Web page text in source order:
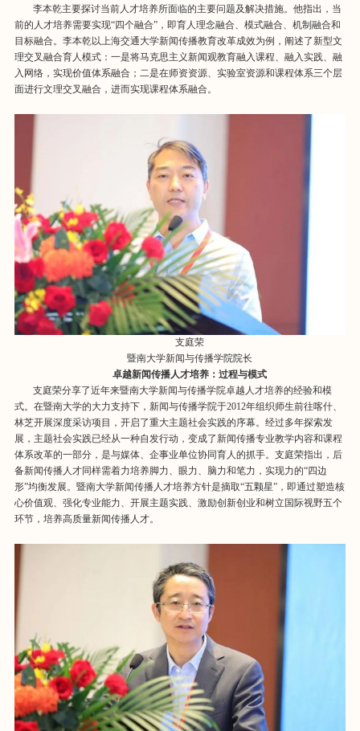
李本乾主要探讨当前人才培养所面临的主要问题及解决措施。他指出，当
前的人才培养需要实现“四个融合”，即育人理念融合、模式融合、机制融合和
目标融合。李本乾以上海交通大学新闻传播教育改革成效为例，阐述了新型文
理交叉融合育人模式：一是将马克思主义新闻观教育融入课程、融入实践、融
入网络，实现价值体系融合；二是在师资资源、实验室资源和课程体系三个层
面进行文理交叉融合，进而实现课程体系融合。
支庭荣
暨南大学新闻与传播学院院长
卓越新闻传播人才培养：过程与模式
支庭荣分享了近年来暨南大学新闻与传播学院卓越人才培养的经验和模
式。在暨南大学的大力支持下，新闻与传播学院于2012年组织师生前往喀什、
林芝开展深度采访项目，开启了重大主题社会实践的序幕。经过多年探索发
展，主题社会实践已经从一种自发行动，变成了新闻传播专业教学内容和课程
体系改革的一部分，是与媒体、企事业单位协同育人的抓手。支庭荣指出，后
备新闻传播人才同样需着力培养脚力、眼力、脑力和笔力，实现力的“四边
形”均衡发展。暨南大学新闻传播人才培养方针是摘取“五颗星”，即通过塑造核
心价值观、强化专业能力、开展主题实践、激励创新创业和树立国际视野五个
环节，培养高质量新闻传播人才。